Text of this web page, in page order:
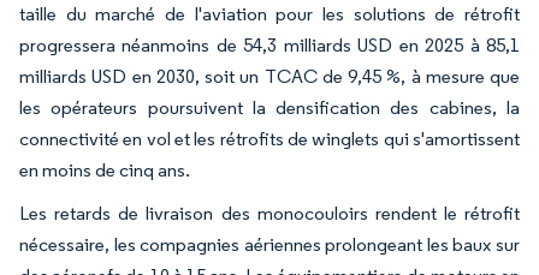
taille du marché de l'aviation pour les solutions de rétrofit
progressera néanmoins de 54,3 milliards USD en 2025 à 85,1
milliards USD en 2030, soit un TCAC de 9,45 %, à mesure que
les opérateurs poursuivent la densification des cabines, la
connectivité en vol et les rétrofits de winglets qui s'amortissent
en moins de cinq ans.
Les retards de livraison des monocouloirs rendent le rétrofit
nécessaire, les compagnies aériennes prolongeant les baux sur